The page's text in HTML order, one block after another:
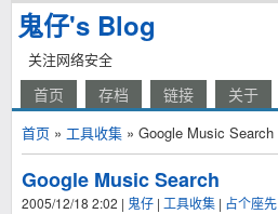
鬼仔's Blog
关注网络安全
首页 存档 链接 关于
首页 » 工具收集 » Google Music Search
Google Music Search
2005/12/18 2:02 | 鬼仔 | 工具收集 | 占个座先